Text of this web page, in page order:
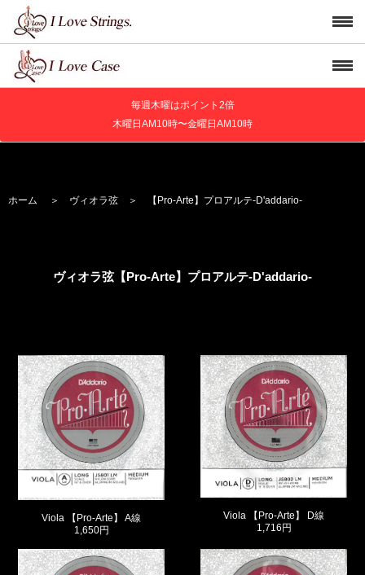
毎週木曜はポイント2倍
木曜日AM10時〜金曜日AM10時
ホーム ＞ ヴィオラ弦 ＞ 【Pro-Arte】 プロアルテ-D'addario-
ヴィオラ弦【Pro-Arte】 プロアルテ-D'addario-
Viola 【Pro-Arte】 A線
1,650円
Viola 【Pro-Arte】 D線
1,716円